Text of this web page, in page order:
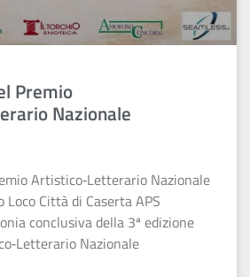
Premio
Nazionale
Artistico‑Letterario Nazionale
Città di Caserta APS
conclusiva della 3ª edizione
Nazionale